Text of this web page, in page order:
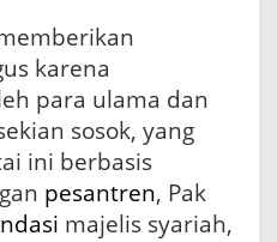
karena
para ulama dan
sosok, yang
ini berbasis
pesantren, Pak
majelis syariah,